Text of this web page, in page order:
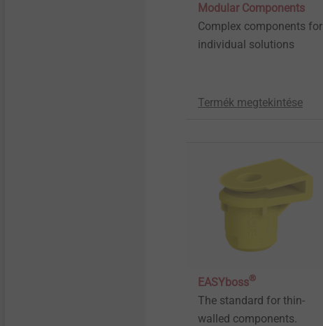
Modular Components
Complex components for
individual solutions
Termék megtekintése
EASYboss®
The standard for thin-
walled components.